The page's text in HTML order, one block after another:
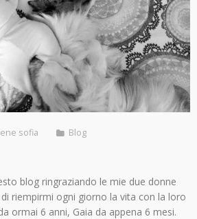
sofia
Blog
blog ringraziando le mie due donne
riempirmi ogni giorno la vita con la loro
ormai 6 anni, Gaia da appena 6 mesi.